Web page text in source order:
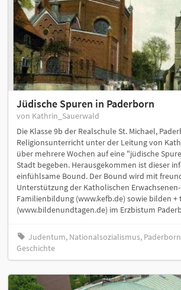
Jüdische Spuren in Paderborn
von Kathrin_Sauerwald
Die Klasse 9b der Realschule St. Michael,
Religionsunterricht unter der Leitung von
über mehrere Wochen auf eine "jüdische
Stadt begeben. Herausgekommen ist dieser
einfühlsame Bound. Der Bound wird mit
Unterstützung der Katholischen
Familienbildung (www.kefb.de) sowie bilden +
(www.bildenundtagen.de) im Erzbistum
Judentum, Nationalsozialismus,
Geschichte